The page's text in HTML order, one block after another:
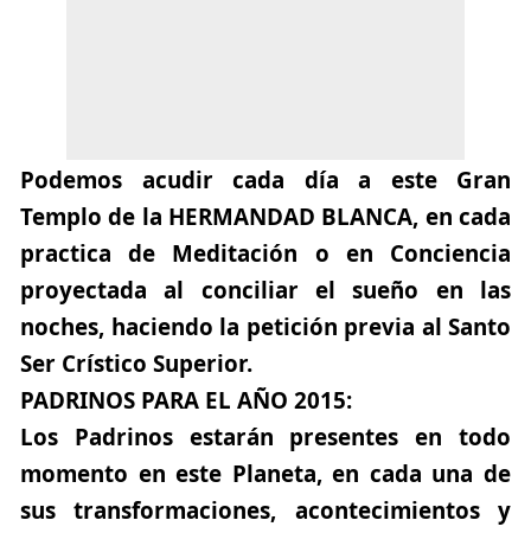
Podemos acudir cada día a este Gran
Templo de la HERMANDAD BLANCA, en cada
practica de Meditación o en Conciencia
proyectada al conciliar el sueño en las
noches, haciendo la petición previa al Santo
Ser Crístico Superior.
PADRINOS PARA EL AÑO 2015:
Los Padrinos estarán presentes en todo
momento en este Planeta, en cada una de
sus transformaciones, acontecimientos y